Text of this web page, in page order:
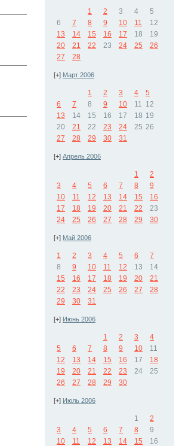
1 2 3 4
5
6
7 8 9 10 11
12
13
14 15 16 17 18
19
20
21 22 23 24 25
26
27
28
[+] Март 2006
1 2 3 4
5
6
7 8 9 10 11 12
13
14 15 16 17 18 19
20
21 22 23 24 25 26
27
28 29 30 31
[+] Апрель 2006
1
2
3
4 5 6 7 8
9
10
11 12 13 14 15
16
17
18 19 20 21 22
23
24
25 26 27 28 29 30
[+] Май 2006
1 2 3 4 5 6
7
8
9 10 11 12 13
14
15
16 17 18 19 20
21
22
23 24 25 26 27
28
29
30 31
[+] Июнь 2006
1 2 3
4
5
6 7 8 9 10
11
12
13 14 15 16 17
18
19
20 21 22 23 24
25
26
27 28 29 30
[+] Июль 2006
1
2
3
4 5 6 7 8
9
10
11 12 13 14 15
16